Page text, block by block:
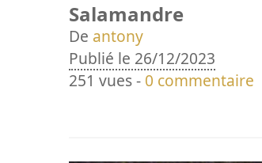
Salamandre
De antony
Publié le 26/12/2023
251 vues - 0 commentaire